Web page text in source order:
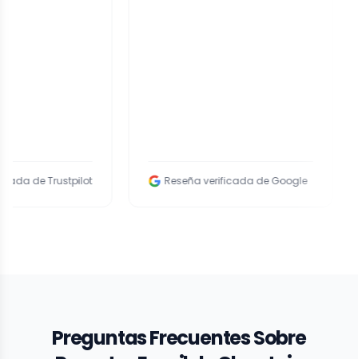
Reseña verificada de Google
Preguntas Frecuentes Sobre